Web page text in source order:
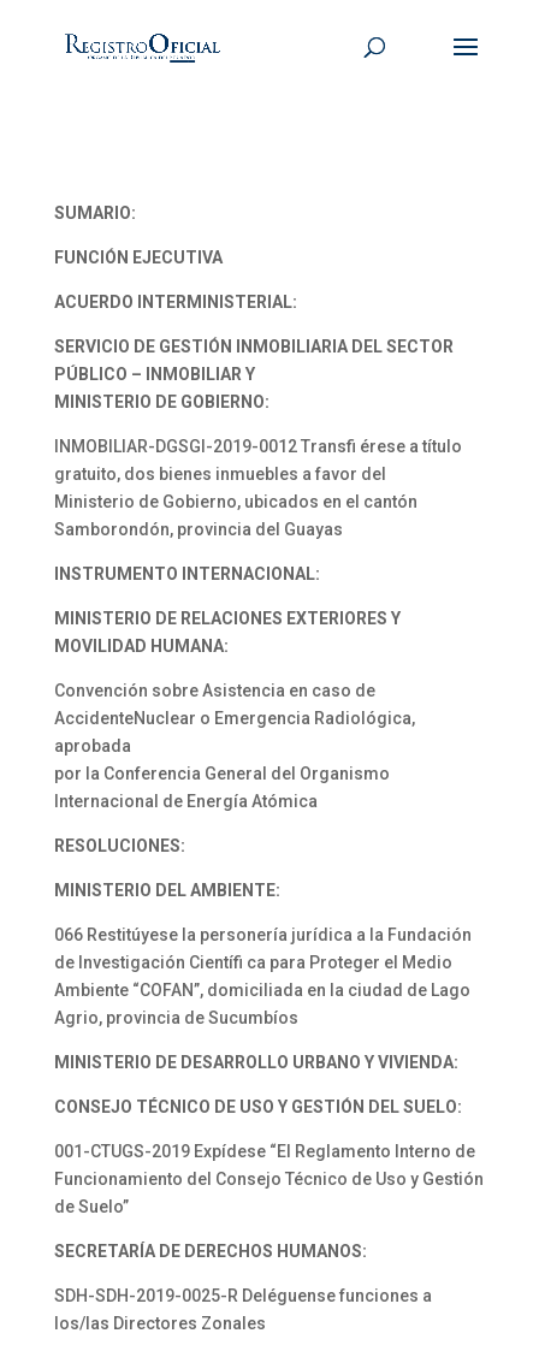
SUMARIO:
FUNCIÓN EJECUTIVA
ACUERDO INTERMINISTERIAL:
SERVICIO DE GESTIÓN INMOBILIARIA DEL SECTOR
PÚBLICO – INMOBILIAR Y
MINISTERIO DE GOBIERNO:
INMOBILIAR-DGSGI-2019-0012 Transfi érese a título
gratuito, dos bienes inmuebles a favor del
Ministerio de Gobierno, ubicados en el cantón
Samborondón, provincia del Guayas
INSTRUMENTO INTERNACIONAL:
MINISTERIO DE RELACIONES EXTERIORES Y
MOVILIDAD HUMANA:
Convención sobre Asistencia en caso de
AccidenteNuclear o Emergencia Radiológica,
aprobada
por la Conferencia General del Organismo
Internacional de Energía Atómica
RESOLUCIONES:
MINISTERIO DEL AMBIENTE:
066 Restitúyese la personería jurídica a la Fundación
de Investigación Científi ca para Proteger el Medio
Ambiente “COFAN”, domiciliada en la ciudad de Lago
Agrio, provincia de Sucumbíos
MINISTERIO DE DESARROLLO URBANO Y VIVIENDA:
CONSEJO TÉCNICO DE USO Y GESTIÓN DEL SUELO:
001-CTUGS-2019 Expídese “El Reglamento Interno de
Funcionamiento del Consejo Técnico de Uso y Gestión
de Suelo”
SECRETARÍA DE DERECHOS HUMANOS:
SDH-SDH-2019-0025-R Deléguense funciones a
los/las Directores Zonales